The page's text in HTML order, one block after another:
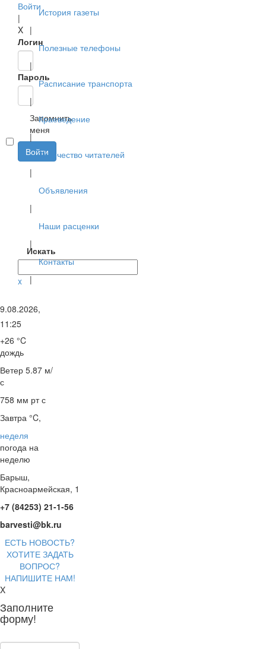
Войти
|
X
Логин
Пароль
Запомнить
меня
Войти
Искать
x
История газеты
|
Полезные телефоны
|
Расписание транспорта
|
Краеведение
|
Творчество читателей
|
Объявления
|
Наши расценки
|
Контакты
|
9.08.2026,
11:25
+26 °C
дождь
Ветер 5.87 м/
с
758 мм рт с
Завтра °C,
неделя
погода на
неделю
Барыш,
Красноармейская, 1
+7 (84253) 21-1-56
barvesti@bk.ru
ЕСТЬ НОВОСТЬ?
ХОТИТЕ ЗАДАТЬ
ВОПРОС?
НАПИШИТЕ НАМ!
X
Заполните
форму!